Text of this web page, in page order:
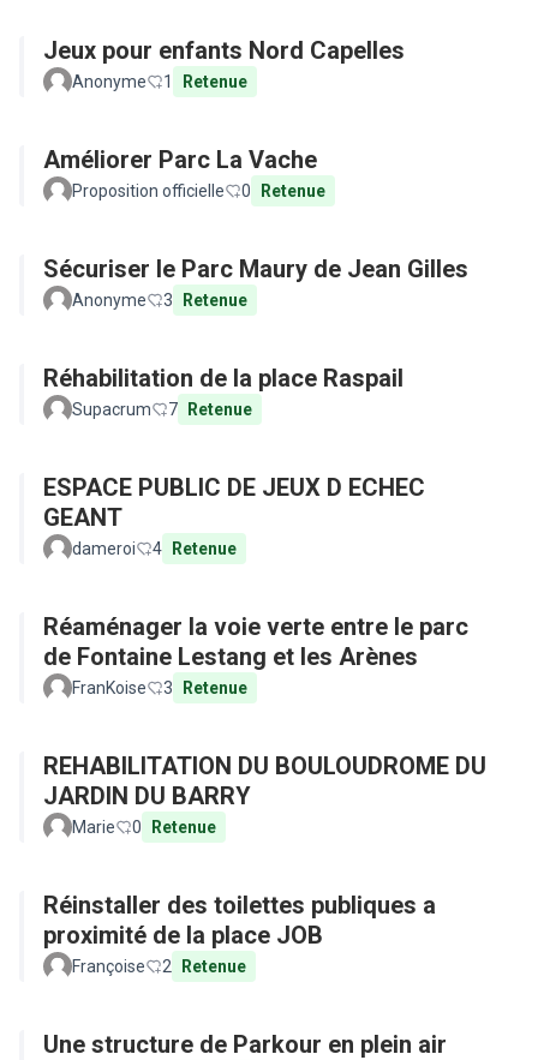
Jeux pour enfants Nord Capelles
Anonyme 1 Retenue
Améliorer Parc La Vache
Proposition officielle 0 Retenue
Sécuriser le Parc Maury de Jean Gilles
Anonyme 3 Retenue
Réhabilitation de la place Raspail
Supacrum 7 Retenue
ESPACE PUBLIC DE JEUX D ECHEC
GEANT
dameroi 4 Retenue
Réaménager la voie verte entre le parc
de Fontaine Lestang et les Arènes
FranKoise 3 Retenue
REHABILITATION DU BOULOUDROME DU
JARDIN DU BARRY
Marie 0 Retenue
Réinstaller des toilettes publiques a
proximité de la place JOB
Françoise 2 Retenue
Une structure de Parkour en plein air